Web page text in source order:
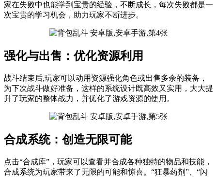
家在失败中也能学到宝贵的经验，不断成长，每次失败都是一
次宝贵的学习机会，助力玩家不断进步。
强化与出售：优化资源利用
战斗结束后,玩家可以动用资源强化角色或出售多余的装备，
为下次战斗做好准备，这样的系统设计既高效又实用，大大提
升了玩家的整体战力，并优化了游戏资源的使用。
合成系统：创造无限可能
点击“合成库”，玩家可以查看并合成各种独特的物品和技能，
合成系统为玩家带来了无限的可能和惊喜。“狂暴药剂”、“闪